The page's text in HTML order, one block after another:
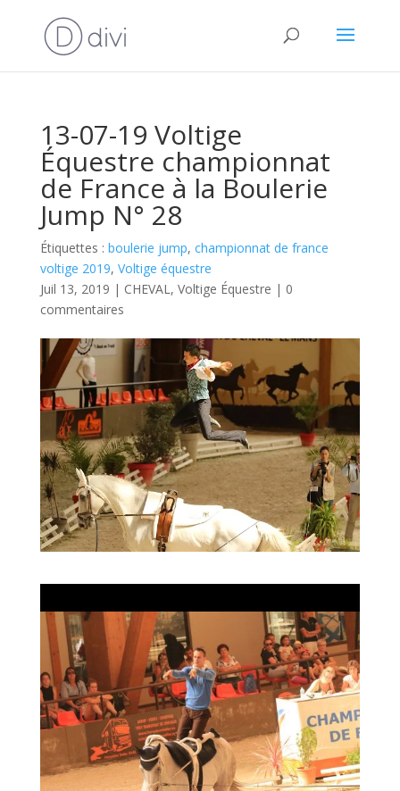
13-07-19 Voltige
Équestre championnat
de France à la Boulerie
Jump N° 28
Étiquettes : boulerie jump, championnat de france
voltige 2019, Voltige équestre
Juil 13, 2019 | CHEVAL, Voltige Équestre | 0
commentaires